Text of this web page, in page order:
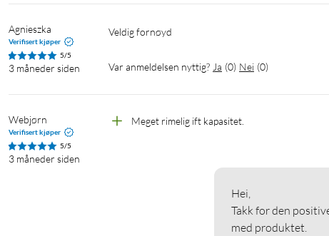
Agnieszka
Verifisert kjøper
5/5
3 måneder siden
Veldig fornøyd
Var anmeldelsen nyttig? Ja (0) Nei (0)
Webjørn
Verifisert kjøper
5/5
3 måneder siden
Meget rimelig ift kapasitet.
Hei,
Takk for den
med produktet.